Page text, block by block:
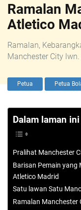
Ramalan
Atletico
Ramalan,
Manchester City
Petua Petua
Dalam laman ini
Pralihat Manchester
Barisan Pemain yang
Atletico Madrid
Satu lawan Satu
Ramalan Manchester